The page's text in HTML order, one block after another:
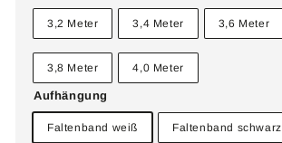
3,2 Meter 3,4 Meter 3,6 Meter
3,8 Meter 4,0 Meter
Aufhängung
Faltenband weiß Faltenband schwarz